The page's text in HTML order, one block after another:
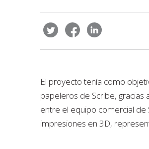
El proyecto tenía como
papeleros de Scribe,
entre el equipo comercial
impresiones en 3D,